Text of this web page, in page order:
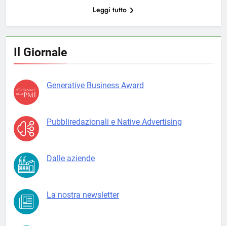
Leggi tutto
Il Giornale
Generative Business Award
Pubbliredazionali e Native Advertising
Dalle aziende
La nostra newsletter